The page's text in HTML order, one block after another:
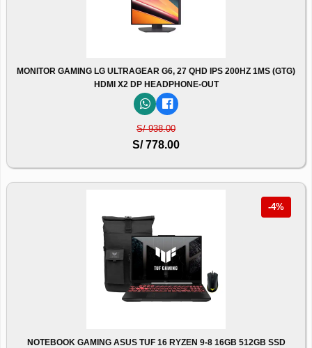
MONITOR GAMING LG ULTRAGEAR G6, 27 QHD IPS 200HZ 1MS (GTG)
HDMI X2 DP HEADPHONE-OUT
S/ 938.00
S/ 778.00
-4%
NOTEBOOK GAMING ASUS TUF 16 RYZEN 9-8 16GB 512GB SSD